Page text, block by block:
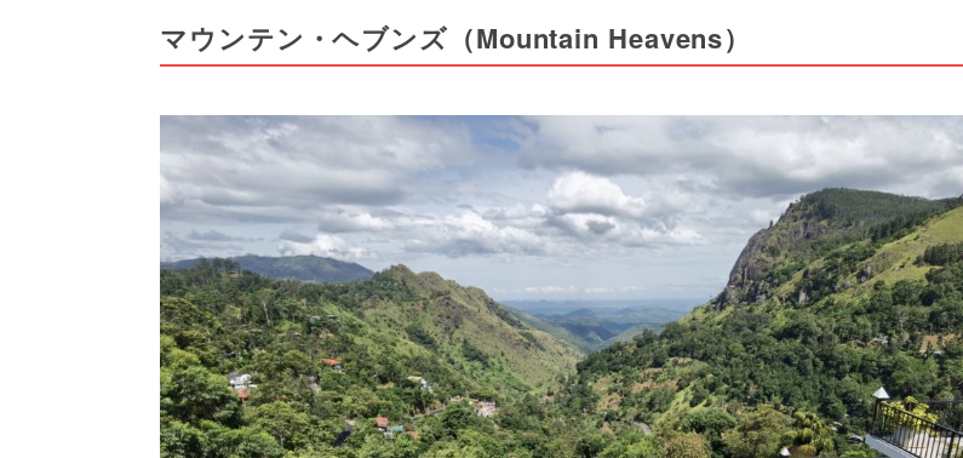
マウンテン・ヘブンズ（Mountain Heavens）